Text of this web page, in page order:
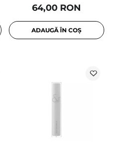
64,00 RON
ADAUGĂ ÎN COȘ